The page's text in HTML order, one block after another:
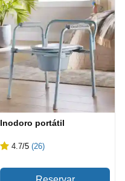
Inodoro portátil
4.7/5 (26)